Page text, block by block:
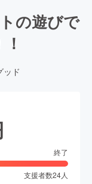
の遊びで
ッド
終了
支援者数24人